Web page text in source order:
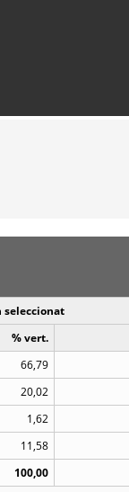
seleccionat
% vert.
66,79
20,02
1,62
11,58
100,00